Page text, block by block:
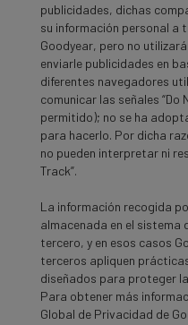
publicidades, dichas
su información personal a
Goodyear, pero no
enviarle publicidades en
diferentes navegadores
comunicar las señales “Do
permitido); no se ha
para hacerlo. Por dicha
no pueden interpretar ni
Track”.
La información recogida
almacenada en el sistema
tercero, y en esos casos
terceros apliquen
diseñados para proteger
Para obtener más
Global de Privacidad de